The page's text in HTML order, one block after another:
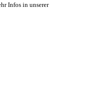
Infos in unserer